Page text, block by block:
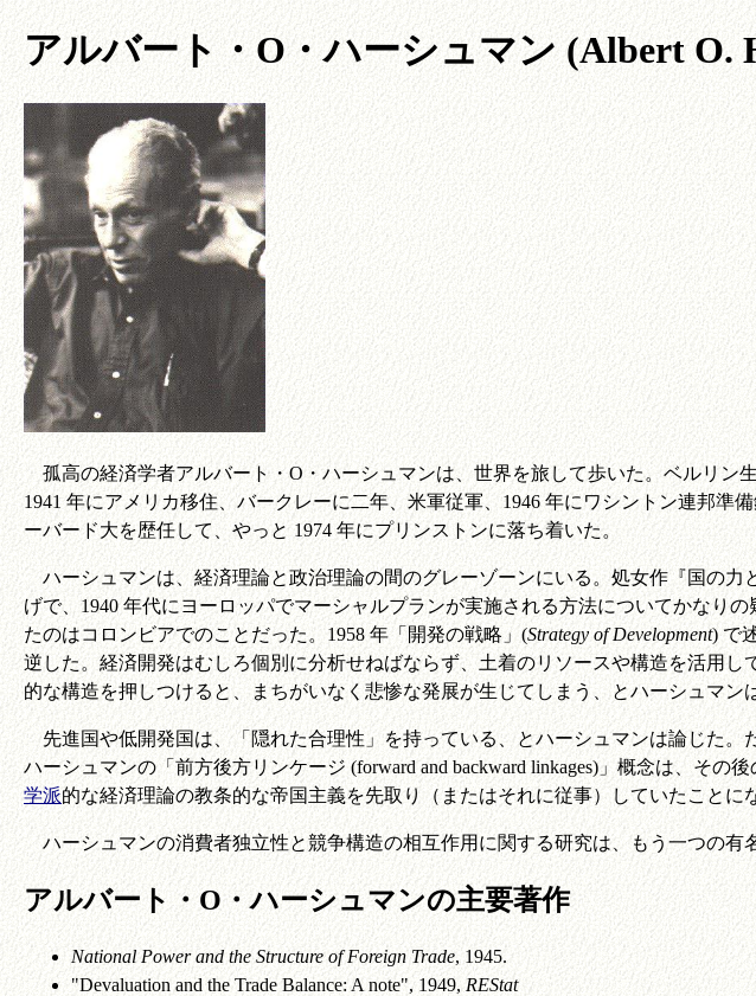
アルバート・O・ハーシュマン (Albert O.
孤高の経済学者アルバート・O・ハーシュマンは、世界を旅して歩いた。ベルリン
1941 年にアメリカ移住、バークレーに二年、米軍従軍、1946 年にワシントン連邦
ーバード大を歴任して、やっと 1974 年にプリンストンに落ち着いた。
ハーシュマンは、経済理論と政治理論の間のグレーゾーンにいる。処女作『国の力
げで、1940 年代にヨーロッパでマーシャルプランが実施される方法についてかなり
たのはコロンビアでのことだった。1958 年「開発の戦略」(Strategy of Development) で
逆した。経済開発はむしろ個別に分析せねばならず、土着のリソースや構造を活用
的な構造を押しつけると、まちがいなく悲惨な発展が生じてしまう、とハーシュマン
先進国や低開発国は、「隠れた合理性」を持っている、とハーシュマンは論じた
ハーシュマンの「前方後方リンケージ (forward and backward linkages)」概念は、その後
学派的な経済理論の教条的な帝国主義を先取り（またはそれに従事）していたことに
ハーシュマンの消費者独立性と競争構造の相互作用に関する研究は、もう一つの有
アルバート・O・ハーシュマンの主要著作
National Power and the Structure of Foreign Trade, 1945.
"Devaluation and the Trade Balance: A note", 1949,REStat